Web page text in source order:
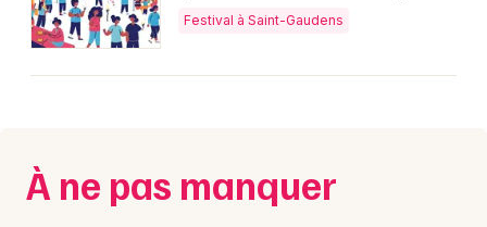
Festival à Saint-Gaudens
À ne pas manquer